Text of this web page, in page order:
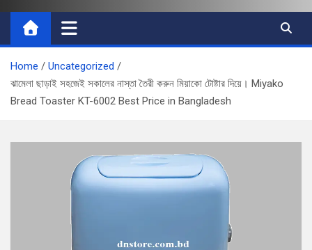
Home
Uncategorized
ঝামেলা ছাড়াই সহজেই সকালের নাস্তা তৈরী করুন মিয়াকো টোষ্টার দিয়ে। Miyako
Bread Toaster KT-6002 Best Price in Bangladesh